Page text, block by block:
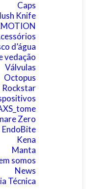
Caps
Knife
d’água
vedação
Válvulas
Octopus
Rockstar
Zero
EndoBite
Kena
Manta
somos
News
Técnica